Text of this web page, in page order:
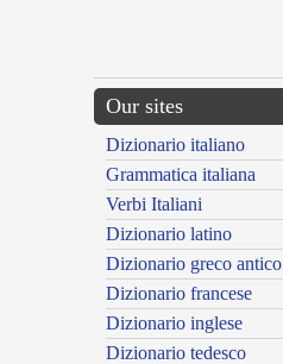
Our sites
Dizionario italiano
Grammatica italiana
Verbi Italiani
Dizionario latino
Dizionario greco antico
Dizionario francese
Dizionario inglese
Dizionario tedesco